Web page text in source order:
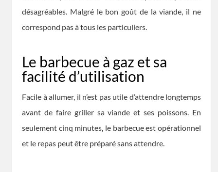
désagréables. Malgré le bon goût de la viande, il ne
correspond pas à tous les particuliers.
Le barbecue à gaz et sa
facilité d’utilisation
Facile à allumer, il n’est pas utile d’attendre longtemps
avant de faire griller sa viande et ses poissons. En
seulement cinq minutes, le barbecue est opérationnel
et le repas peut être préparé sans attendre.